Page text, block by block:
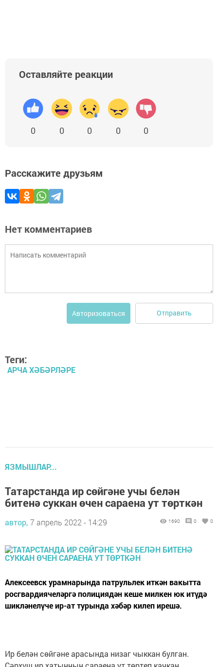
Оставляйте реакции
0 0 0 0 0
Расскажите друзьям
Нет комментариев
Авторизоваться Отправить
Теги:
АРЧА ХӘБӘРЛӘРЕ
ЯЗМЫШЛАР...
Татарстанда ир сөйгәне учы белән
битенә суккан өчен сараена ут төрткән
автор, 7 апрель 2022 - 14:29 1690 0 0
Алексеевск урамнарында патрульлек иткән вакытта
росгвардиячеләргә полициядән кеше милкен юк итүдә
шикләнелүче ир-ат турында хәбәр килеп ирешә.
Ир белән сөйгәне арасында низаг чыккан булган.